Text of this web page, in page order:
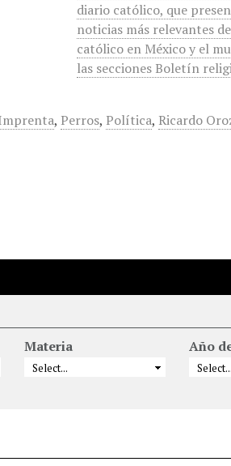
diario católico, que
noticias más relevantes
católico en México y el
las secciones Boletín
, Perros, Política, Ricardo
Materia Año